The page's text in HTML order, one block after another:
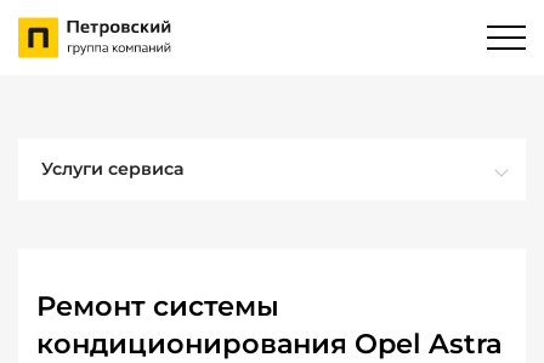
Услуги сервиса
Ремонт системы
кондиционирования Opel Astra